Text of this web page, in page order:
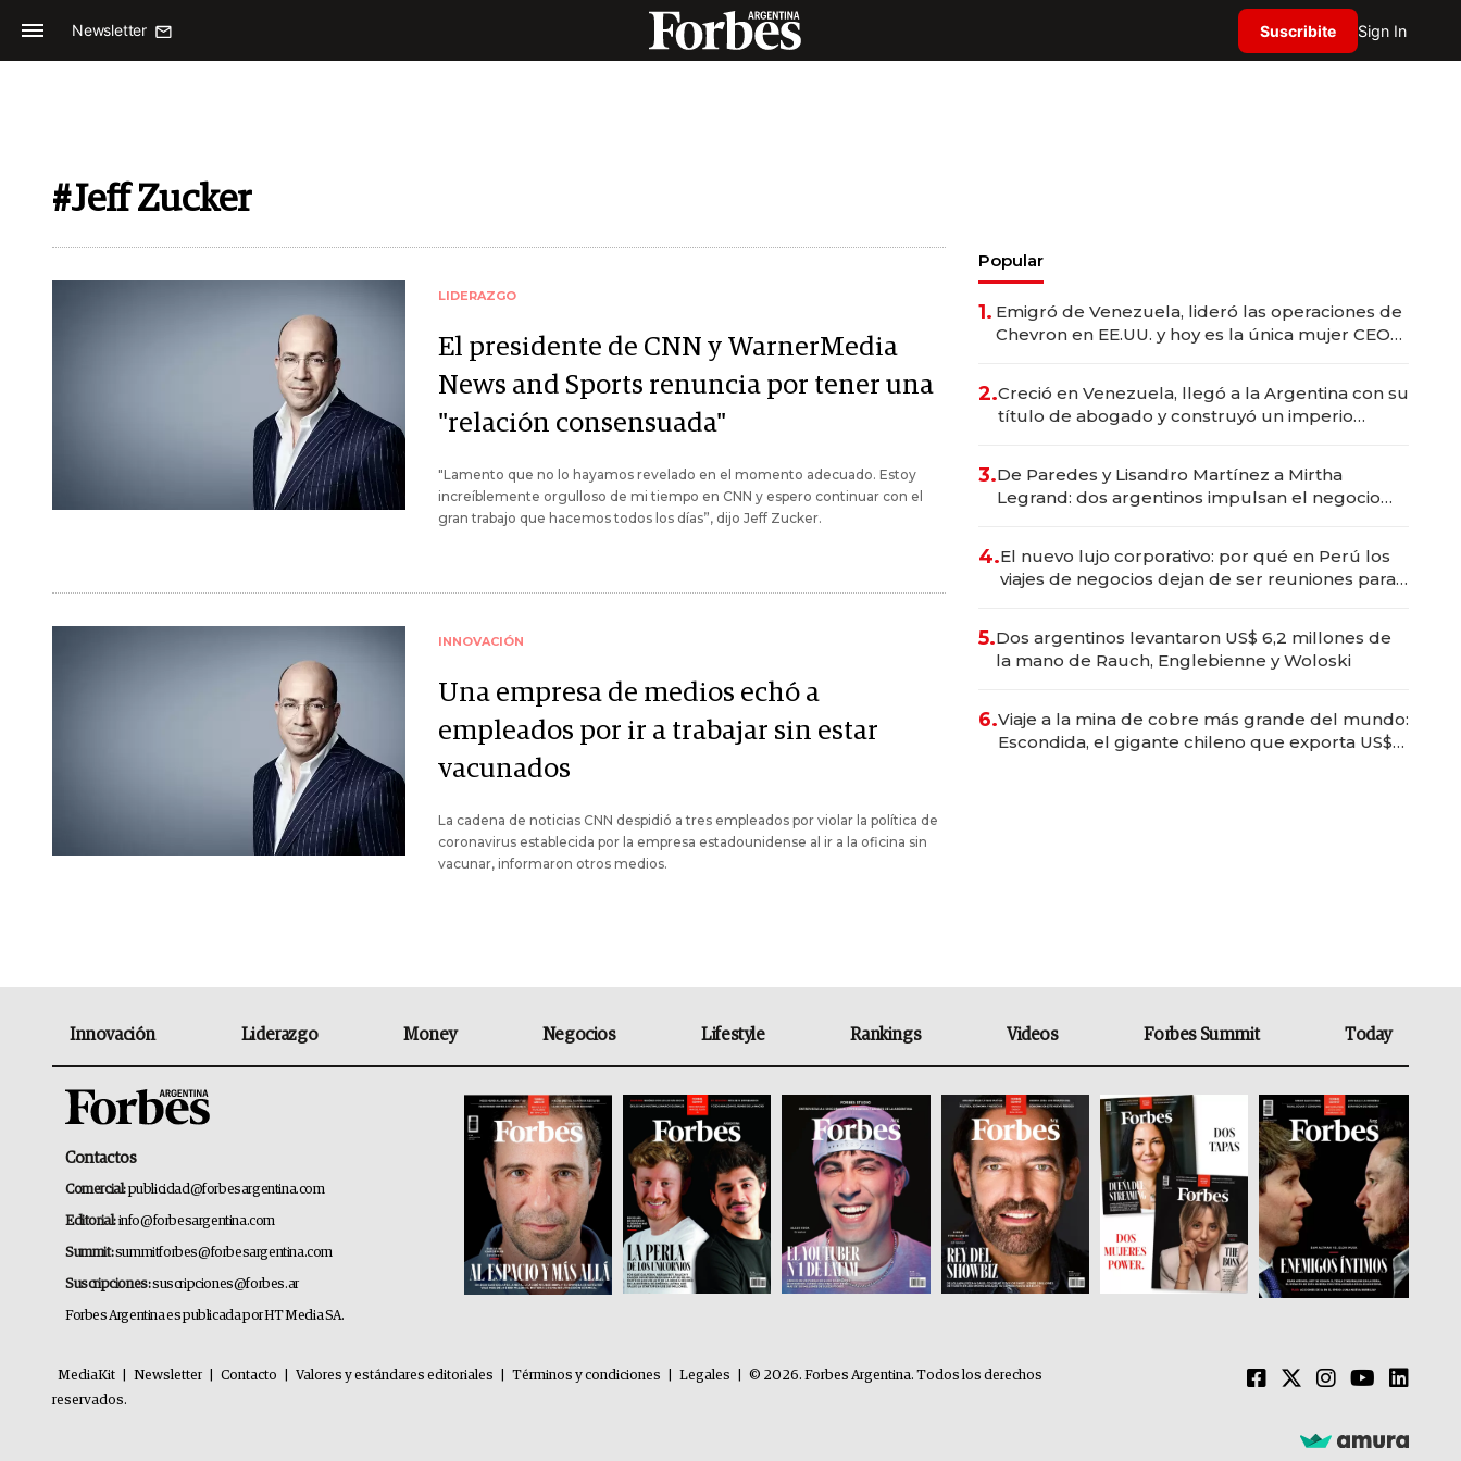
Newsletter Suscribite Sign In
#Jeff Zucker
LIDERAZGO
El presidente de CNN y WarnerMedia
News and Sports renuncia por tener una
"relación consensuada"
"Lamento que no lo hayamos revelado en el momento adecuado. Estoy
increíblemente orgulloso de mi tiempo en CNN y espero continuar con el
gran trabajo que hacemos todos los días”, dijo Jeff Zucker.
INNOVACIÓN
Una empresa de medios echó a
empleados por ir a trabajar sin estar
vacunados
La cadena de noticias CNN despidió a tres empleados por violar la política de
coronavirus establecida por la empresa estadounidense al ir a la oficina sin
vacunar, informaron otros medios.
Popular
1. Emigró de Venezuela, lideró las operaciones de
Chevron en EE.UU. y hoy es la única mujer CEO
2.Creció en Venezuela, llegó a la Argentina con su
título de abogado y construyó un imperio
3.De Paredes y Lisandro Martínez a Mirtha
Legrand: dos argentinos impulsan el negocio
4.El nuevo lujo corporativo: por qué en Perú los
viajes de negocios dejan de ser reuniones para
5.Dos argentinos levantaron US$ 6,2 millones de
la mano de Rauch, Englebienne y Woloski
6.Viaje a la mina de cobre más grande del mundo:
Escondida, el gigante chileno que exporta US$
Innovación Liderazgo Money Negocios Lifestyle Rankings Videos Forbes Summit Today
Contactos
Comercial:publicidad@forbesargentina.com
Editorial:info@forbesargentina.com
Summit:summitforbes@forbesargentina.com
Suscripciones:suscripciones@forbes.ar
Forbes Argentina es publicada por HT Media SA.
MediaKit Newsletter Contacto Valores y estándares editoriales Términos y condiciones Legales
© 2026. Forbes Argentina. Todos los derechos
reservados.